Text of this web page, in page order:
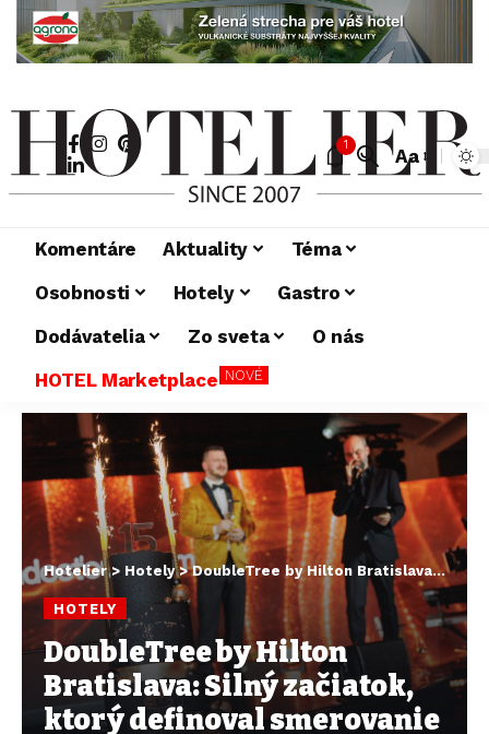
1
Aa
Komentáre Aktuality
Téma
Osobnosti
Hotely
Gastro
Dodávatelia
Zo sveta
O nás
HOTEL Marketplace NOVÉ
Hotelier> Hotely>DoubleTree by Hilton Bratislava: Silný začiatok, ktorý definoval smerovanie
HOTELY
DoubleTree by Hilton
Bratislava: Silný začiatok,
ktorý definoval smerovanie